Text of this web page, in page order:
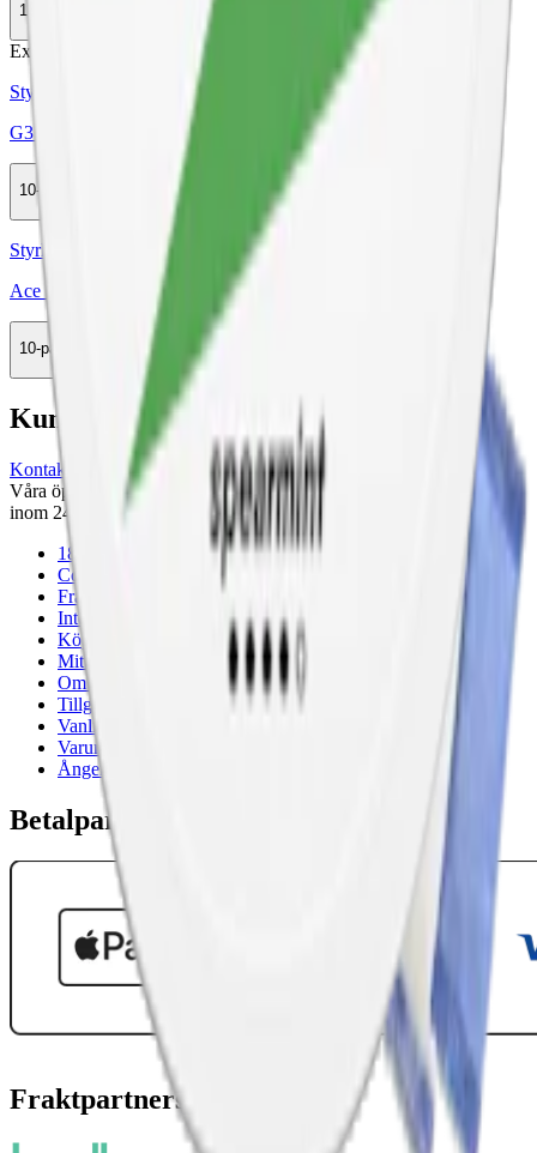
10-pack
Extra Stark
Styrka Extra Stark · Slim
G3 Volt Super Strong Slim White Dry
10-pack
Styrka Normal · Slim
Ace Spearmint
10-pack
Kundservice
Kontakta oss
Våra öppettider är: Alla dagar 08:00 - 18:00 Vi svarar vanligtvis
inom 24 timmar på vardagar.
18-årsgräns
Cookiepolicy
Frakt- och leveransvillkor
Integritetspolicy
Köpvillkor
Mitt konto
Om Snuset.se
Tillgänglighetsredogörelse
Vanliga frågor
Varumärken
Ånger
Betalpartner
Fraktpartners